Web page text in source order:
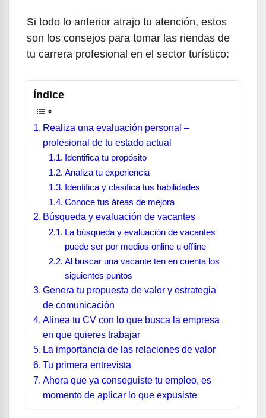
Si todo lo anterior atrajo tu atención, estos
son los consejos para tomar las riendas de
tu carrera profesional en el sector turístico:
Índice
Realiza una evaluación personal –
profesional de tu estado actual
Identifica tu propósito
Analiza tu experiencia
Identifica y clasifica tus habilidades
Conoce tus áreas de mejora
Búsqueda y evaluación de vacantes
La búsqueda y evaluación de vacantes
puede ser por medios online u offline
Al buscar una vacante ten en cuenta los
siguientes puntos
Genera tu propuesta de valor y estrategia
de comunicación
Alinea tu CV con lo que busca la empresa
en que quieres trabajar
La importancia de las relaciones de valor
Tu primera entrevista
Ahora que ya conseguiste tu empleo, es
momento de aplicar lo que expusiste